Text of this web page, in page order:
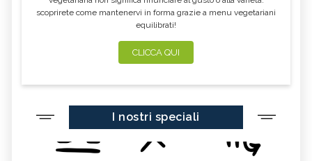
scoprirete come mantenervi in forma grazie a menu vegetariani
equilibrati!
CLICCA QUI
I nostri speciali